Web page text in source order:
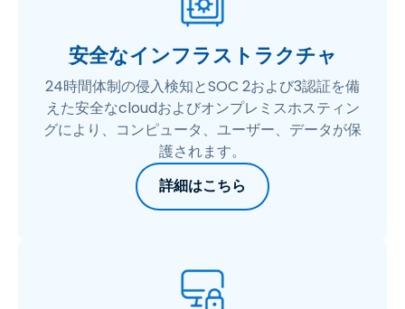
安全なインフラストラクチャ
24時間体制の侵入検知とSOC 2および3認証を備
えた安全なcloudおよびオンプレミスホスティン
グにより、コンピュータ、ユーザー、データが保
護されます。
詳細はこちら